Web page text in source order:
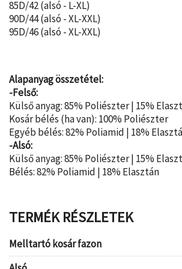
85D/42 (alsó - L-XL)
90D/44 (alsó - XL-XXL)
95D/46 (alsó - XL-XXL)
Alapanyag összetétel:
-Felső:
Külső anyag: 85% Poliészter | 15%
Kosár bélés (ha van): 100% Poliészter
Egyéb bélés: 82% Poliamid | 18%
-Alsó:
Külső anyag: 85% Poliészter | 15%
Bélés: 82% Poliamid | 18% Elasztán
TERMÉK RÉSZLETEK
Melltartó kosár fazon